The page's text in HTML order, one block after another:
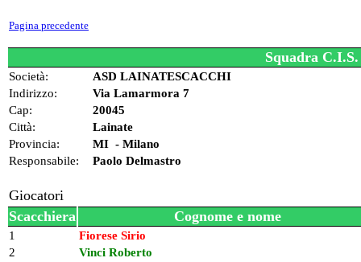
Pagina precedente
Squadra
Società:
ASD LAINATESCACCHI
Indirizzo:
Via Lamarmora 7
Cap:
20045
Città:
Lainate
Provincia:
MI - Milano
Responsabile:
Paolo Delmastro
Giocatori
Scacchiera
Cognome e nome
1
Fiorese Sirio
2
Vinci Roberto